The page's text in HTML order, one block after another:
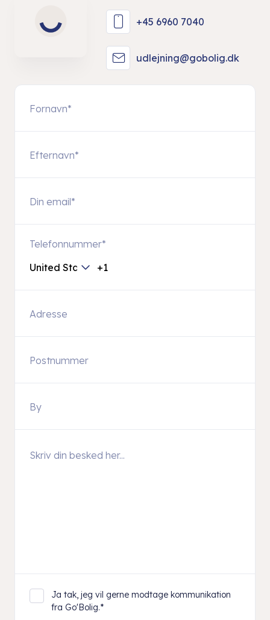
+45 6960 7040
udlejning@gobolig.dk
Telefonnummer*
Ja tak, jeg vil gerne modtage kommunikation
fra Go'Bolig.*